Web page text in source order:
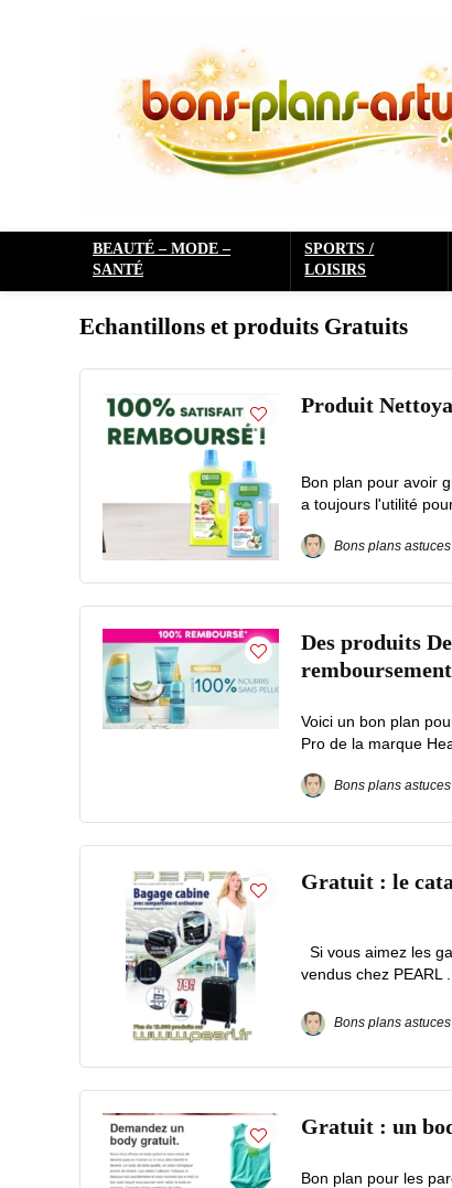
BEAUTÉ – MODE –
SANTÉ
SPORTS /
LOISIRS
Echantillons et produits Gratuits
Produit
Bon plan pour avoir
a toujours l'utilité
Bons plans astuces
Des produits
Voici un bon plan
Pro de la marque
Bons plans astuces
Gratuit : le
Si vous aimez les
vendus chez PEARL
Bons plans astuces
Gratuit : un
Bon plan pour les